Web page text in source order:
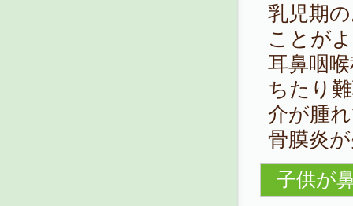
乳児期
ことが
耳鼻咽
ちたり
介が腫
骨膜炎
子供が